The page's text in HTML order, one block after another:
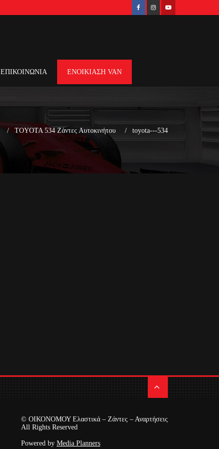
ΕΠΙΚΟΙΝΩΝΙΑ ΕΝΟΙΚΙΑΣΗ VAN
TOYOTA 534 Ζάντες Αυτοκινήτου toyota---534
© ΟΙΚΟΝΟΜΟΥ Ελαστικά – Ζάντες – Αναρτήσεις
All Rights Reserved
Powered by Media Planners